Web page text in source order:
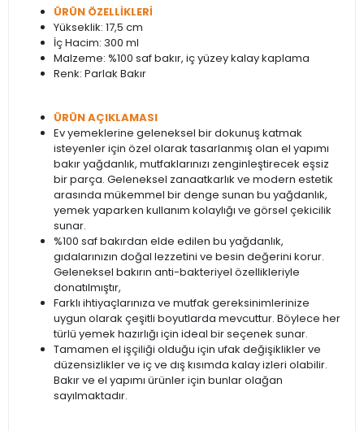
ÜRÜN ÖZELLİKLERİ
Yükseklik: 17,5 cm
İç Hacim: 300 ml
Malzeme: %100 saf bakır, iç yüzey kalay kaplama
Renk: Parlak Bakır
ÜRÜN AÇIKLAMASI
Ev yemeklerine geleneksel bir dokunuş katmak
isteyenler için özel olarak tasarlanmış olan el yapımı
bakır yağdanlık, mutfaklarınızı zenginleştirecek eşsiz
bir parça. Geleneksel zanaatkarlık ve modern estetik
arasında mükemmel bir denge sunan bu yağdanlık,
yemek yaparken kullanım kolaylığı ve görsel çekicilik
sunar.
%100 saf bakırdan elde edilen bu yağdanlık,
gıdalarınızın doğal lezzetini ve besin değerini korur.
Geleneksel bakırın anti-bakteriyel özellikleriyle
donatılmıştır,
Farklı ihtiyaçlarınıza ve mutfak gereksinimlerinize
uygun olarak çeşitli boyutlarda mevcuttur. Böylece her
türlü yemek hazırlığı için ideal bir seçenek sunar.
Tamamen el işçiliği olduğu için ufak değişiklikler ve
düzensizlikler ve iç ve dış kısımda kalay izleri olabilir.
Bakır ve el yapımı ürünler için bunlar olağan
sayılmaktadır.